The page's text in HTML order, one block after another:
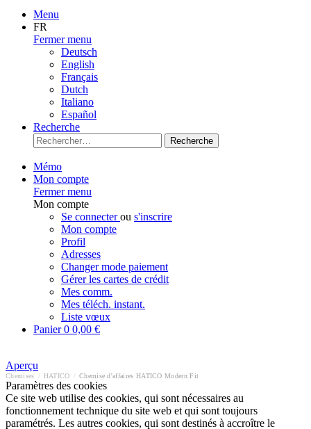
Menu
FR
Fermer menu
Deutsch
English
Français
Dutch
Italiano
Español
Recherche
Recherche
Mémo
Mon compte
Fermer menu
Mon compte
Se connecterou s'inscrire
Mon compte
Profil
Adresses
Changer mode paiement
Gérer les cartes de crédit
Mes comm.
Mes téléch. instant.
Liste vœux
Panier0 0,00 €
Aperçu
Chemises HATICO Chemise d'affaires HATICO Modern Fit
Paramètres des cookies
Ce site web utilise des cookies, qui sont nécessaires au
fonctionnement technique du site web et qui sont toujours
paramétrés. Les autres cookies, qui sont destinés à accroître le